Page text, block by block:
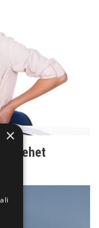
is lehet
×